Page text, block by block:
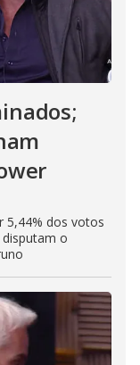
5,44% dos votos
o